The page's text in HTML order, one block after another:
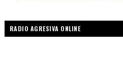
RADIO AGRESIVA ONLINE